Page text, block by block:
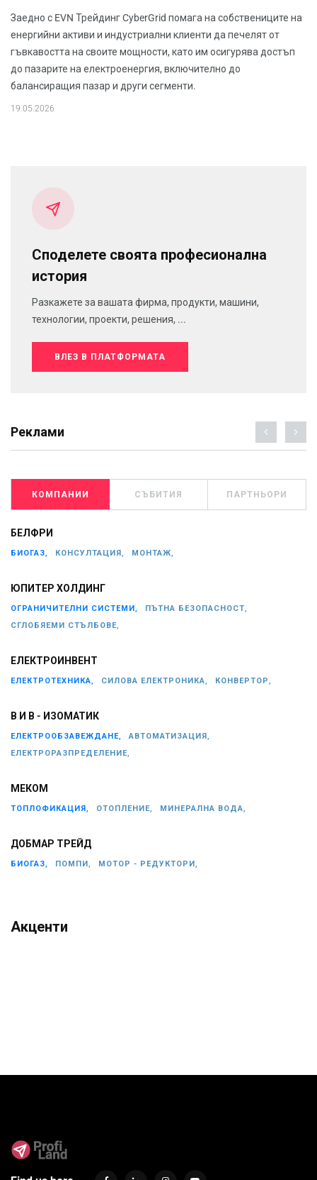
Заедно с EVN Трейдинг CyberGrid помага на собствениците на
енергийни активи и индустриални клиенти да печелят от
гъвкавостта на своите мощности, като им осигурява достъп
до пазарите на електроенергия, включително до
балансиращия пазар и други сегменти.
19.05.2026
Споделете своята професионална
история
Разкажете за вашата фирма, продукти, машини,
технологии, проекти, решения, ...
ВЛЕЗ В ПЛАТФОРМАТА
Реклами
КОМПАНИИ СЪБИТИЯ ПАРТНЬОРИ
БЕЛФРИ
БИОГАЗ, КОНСУЛТАЦИЯ, МОНТАЖ,
ЮПИТЕР ХОЛДИНГ
ОГРАНИЧИТЕЛНИ СИСТЕМИ,
ПЪТНА БЕЗОПАСНОСТ,
СГЛОБЯЕМИ СТЪЛБОВЕ,
ЕЛЕКТРОИНВЕНТ
ЕЛЕКТРОТЕХНИКА, СИЛОВА ЕЛЕКТРОНИКА, КОНВЕРТОР,
В И В - ИЗОМАТИК
ЕЛЕКТРООБЗАВЕЖДАНЕ,
АВТОМАТИЗАЦИЯ,
ЕЛЕКТРОРАЗПРЕДЕЛЕНИЕ,
МЕКОМ
ТОПЛОФИКАЦИЯ, ОТОПЛЕНИЕ, МИНЕРАЛНА ВОДА,
ДОБМАР ТРЕЙД
БИОГАЗ, ПОМПИ, МОТОР - РЕДУКТОРИ,
Акценти